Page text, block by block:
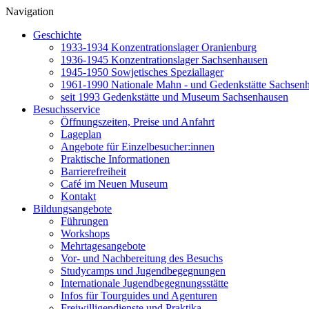
Navigation
Geschichte
1933-1934 Konzentrationslager Oranienburg
1936-1945 Konzentrationslager Sachsenhausen
1945-1950 Sowjetisches Speziallager
1961-1990 Nationale Mahn - und Gedenkstätte
seit 1993 Gedenkstätte und Museum Sachsenhausen
Besuchsservice
Öffnungszeiten, Preise und Anfahrt
Lageplan
Angebote für Einzelbesucher:innen
Praktische Informationen
Barrierefreiheit
Café im Neuen Museum
Kontakt
Bildungsangebote
Führungen
Workshops
Mehrtagesangebote
Vor- und Nachbereitung des Besuchs
Studycamps und Jugendbegegnungen
Internationale Jugendbegegnungsstätte
Infos für Tourguides und Agenturen